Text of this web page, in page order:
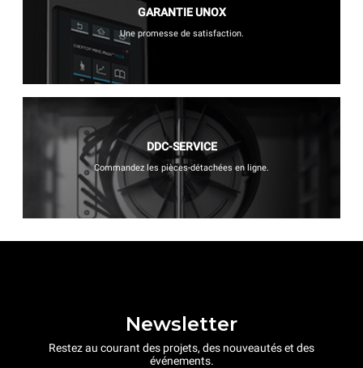
GARANTIE UNOX
Une promesse de satisfaction.
DDC-SERVICE
Commandez les pièces-détachées en ligne.
Newsletter
Restez au courant des projets, des nouveautés et des
événements.